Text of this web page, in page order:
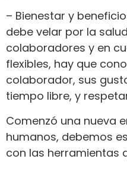
– Bienestar y
debe velar por la
colaboradores y en
flexibles, hay que
colaborador, sus
tiempo libre, y
Comenzó una nueva
humanos, debemos
con las herramientas